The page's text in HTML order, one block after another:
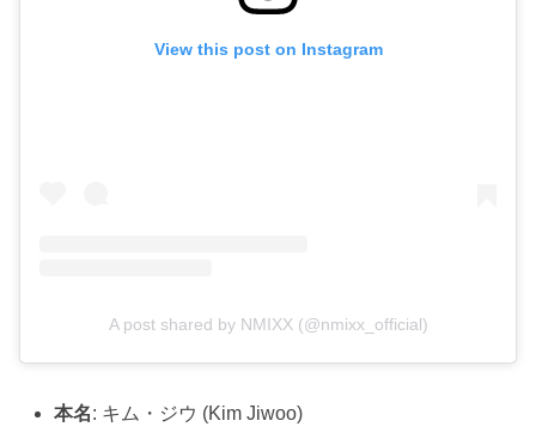
View this post on Instagram
A post shared by NMIXX (@nmixx_official)
本名: キム・ジウ (Kim Jiwoo)